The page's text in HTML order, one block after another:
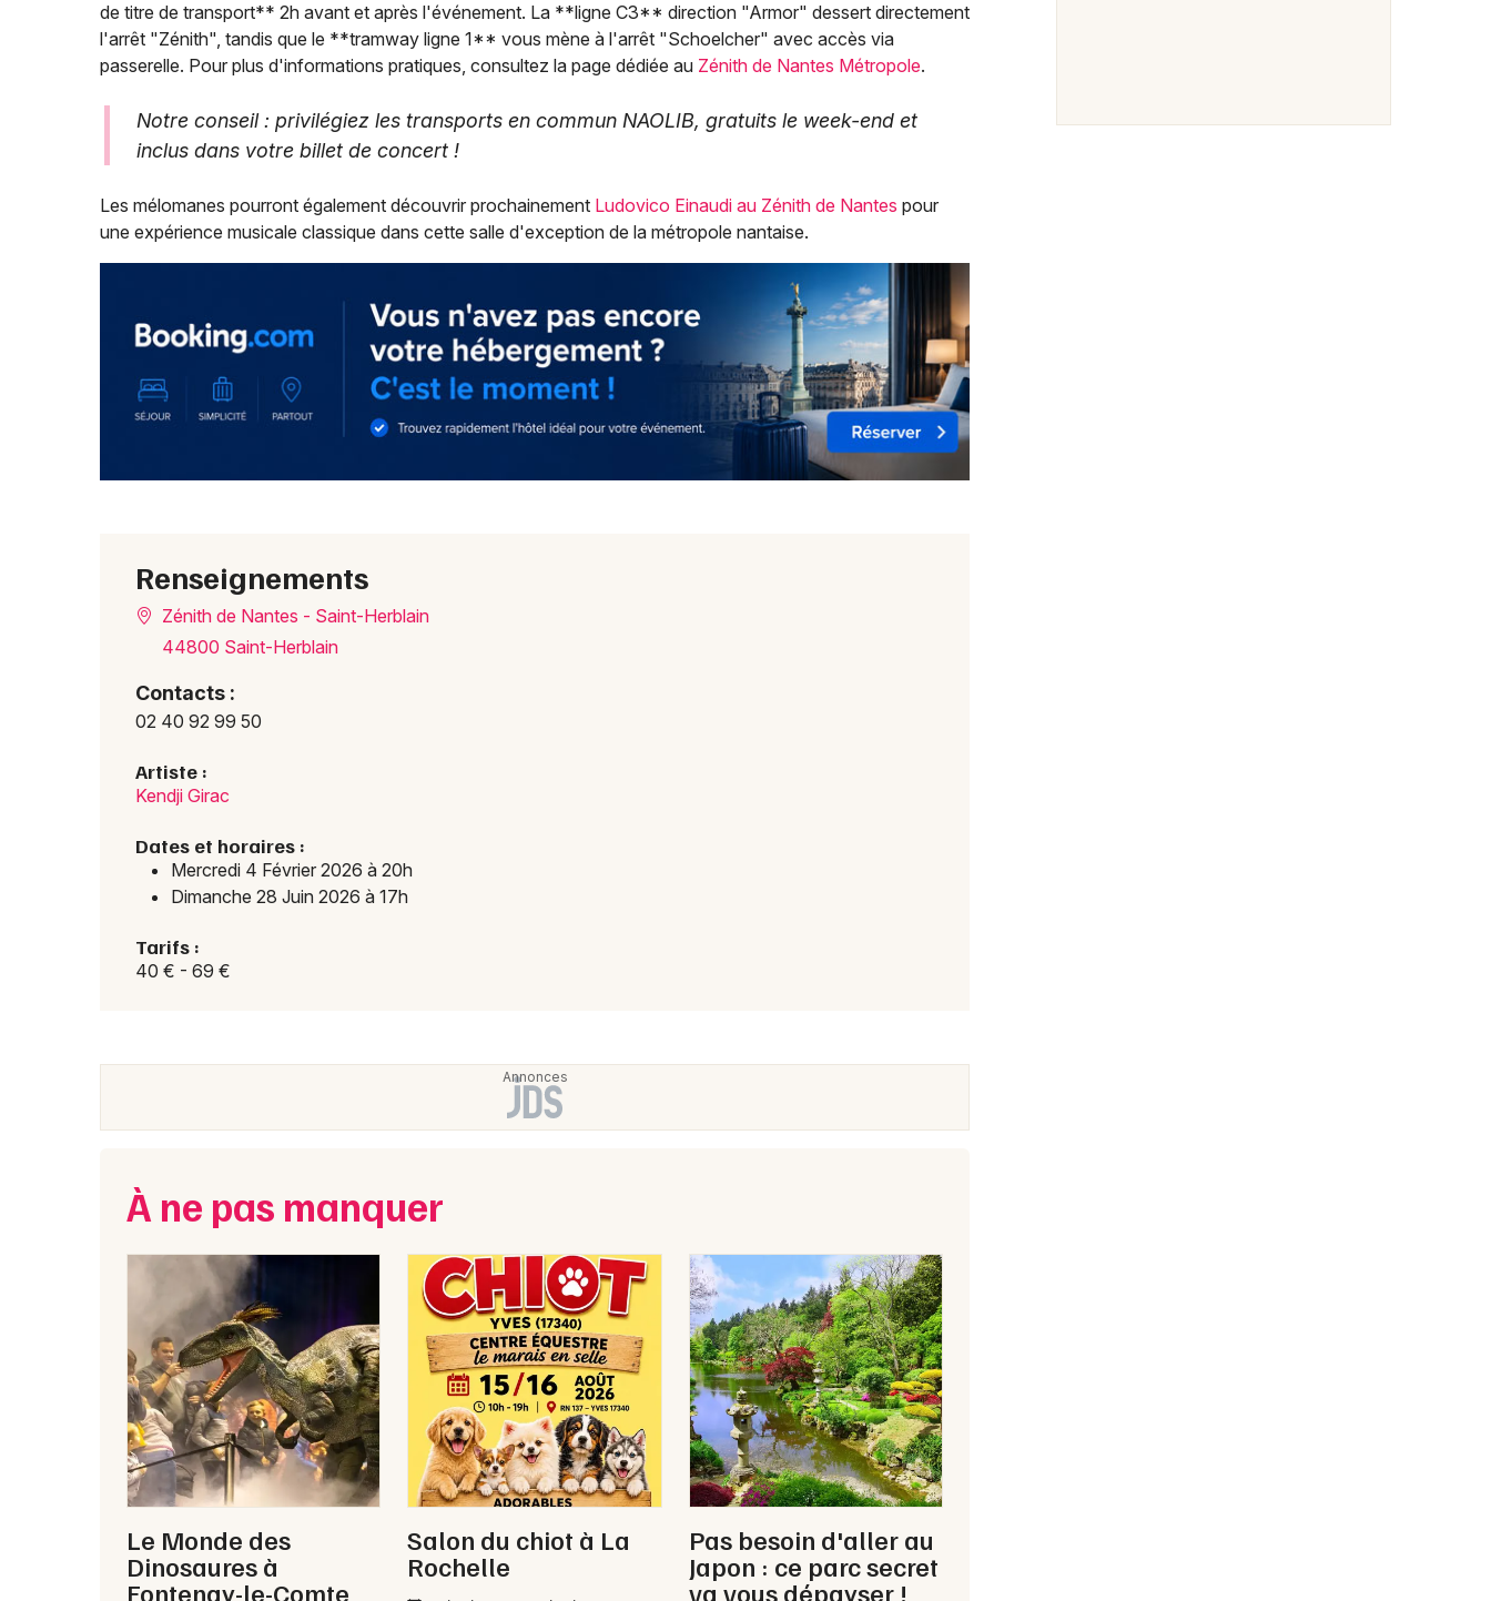
de titre de transport** 2h avant et après l'événement. La **ligne C3** direction "Armor" dessert directement
l'arrêt "Zénith", tandis que le **tramway ligne 1** vous mène à l'arrêt "Schoelcher" avec accès via
passerelle. Pour plus d'informations pratiques, consultez la page dédiée au Zénith de Nantes Métropole.
Notre conseil : privilégiez les transports en commun NAOLIB, gratuits le week-end et
inclus dans votre billet de concert !
Les mélomanes pourront également découvrir prochainement Ludovico Einaudi au Zénith de Nantes pour
une expérience musicale classique dans cette salle d'exception de la métropole nantaise.
Renseignements
Zénith de Nantes - Saint-Herblain
44800 Saint-Herblain
Contacts :
02 40 92 99 50
Artiste :
Kendji Girac
Dates et horaires :
Mercredi 4 Février 2026 à 20h
Dimanche 28 Juin 2026 à 17h
Tarifs :
40 € - 69 €
À ne pas manquer
Le Monde des
Dinosaures à
Fontenay-le-Comte
Salon du chiot à La
Rochelle
Pas besoin d'aller au
Japon : ce parc secret
va vous dépayser !